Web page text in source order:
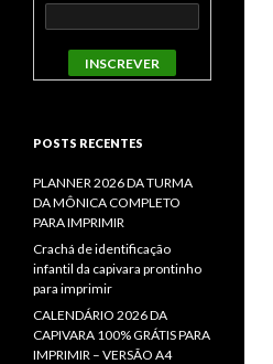
POSTS RECENTES
PLANNER 2026 DA TURMA
DA MÔNICA COMPLETO
PARA IMPRIMIR
Crachá de identificação
infantil da capivara prontinho
para imprimir
CALENDÁRIO 2026 DA
CAPIVARA 100% GRÁTIS PARA
IMPRIMIR – VERSÃO A4